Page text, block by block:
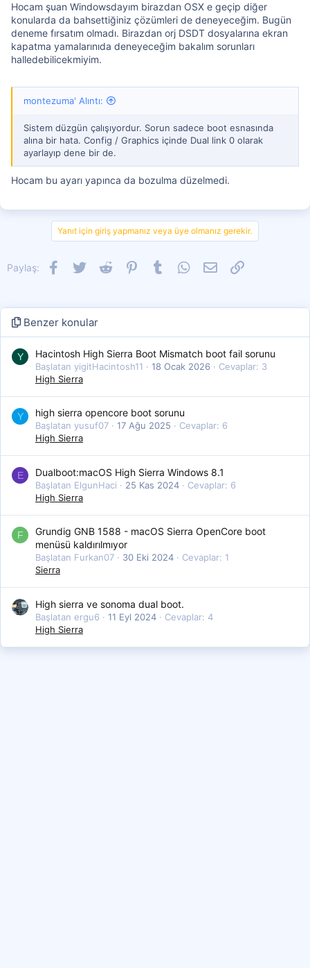
Hocam şuan Windowsdayım birazdan OSX e geçip diğer
konularda da bahsettiğiniz çözümleri de deneyeceğim. Bugün
deneme fırsatım olmadı. Birazdan orj DSDT dosyalarına ekran
kapatma yamalarınıda deneyeceğim bakalım sorunları
halledebilicekmiyim.
montezuma' Alıntı:
Sistem düzgün çalışıyordur. Sorun sadece boot esnasında
alına bir hata. Config / Graphics içinde Dual link 0 olarak
ayarlayıp dene bir de.
Hocam bu ayarı yapınca da bozulma düzelmedi.
Yanıt için giriş yapmanız veya üye olmanız gerekir.
Paylaş: Facebook
Twitter Reddit PinterestTumblr WhatsApp
E-postaLink
Benzer konular
Y Hacintosh High Sierra Boot Mismatch boot fail sorunu
Başlatan yigitHacintosh11 18 Ocak 2026
Cevaplar: 3
High Sierra
Y high sierra opencore boot sorunu
Başlatan yusuf07 17 Ağu 2025
Cevaplar: 6
High Sierra
E Dualboot:macOS High Sierra Windows 8.1
Başlatan ElgunHaci 25 Kas 2024
Cevaplar: 6
High Sierra
F
Grundig GNB 1588 - macOS Sierra OpenCore boot
menüsü kaldırılmıyor
Başlatan Furkan07 30 Eki 2024
Cevaplar: 1
Sierra
High sierra ve sonoma dual boot.
Başlatan ergu6 11 Eyl 2024
Cevaplar: 4
High Sierra